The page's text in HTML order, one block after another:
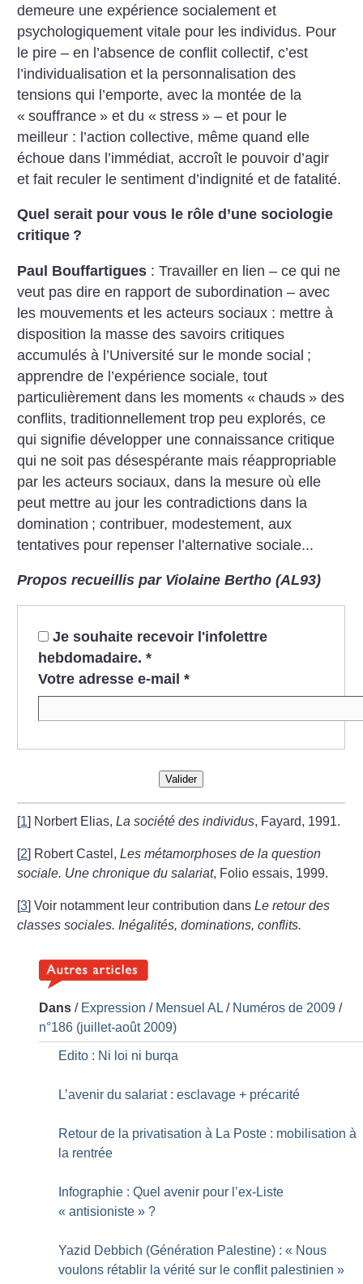
demeure une expérience socialement et
psychologiquement vitale pour les individus. Pour
le pire – en l’absence de conflit collectif, c’est
l’individualisation et la personnalisation des
tensions qui l’emporte, avec la montée de la
« souffrance » et du « stress » – et pour le
meilleur : l’action collective, même quand elle
échoue dans l’immédiat, accroît le pouvoir d’agir
et fait reculer le sentiment d’indignité et de fatalité.
Quel serait pour vous le rôle d’une sociologie
critique ?
Paul Bouffartigues : Travailler en lien – ce qui ne
veut pas dire en rapport de subordination – avec
les mouvements et les acteurs sociaux : mettre à
disposition la masse des savoirs critiques
accumulés à l’Université sur le monde social ;
apprendre de l’expérience sociale, tout
particulièrement dans les moments « chauds » des
conflits, traditionnellement trop peu explorés, ce
qui signifie développer une connaissance critique
qui ne soit pas désespérante mais réappropriable
par les acteurs sociaux, dans la mesure où elle
peut mettre au jour les contradictions dans la
domination ; contribuer, modestement, aux
tentatives pour repenser l’alternative sociale...
Propos recueillis par Violaine Bertho (AL93)
Je souhaite recevoir l'infolettre
hebdomadaire. *
Votre adresse e-mail *
Valider
[1] Norbert Elias,La société des individus, Fayard, 1991.
[2] Robert Castel,Les métamorphoses de la question
sociale. Une chronique du salariat, Folio essais, 1999.
[3]Voir notamment leur contribution dansLe retour des
classes sociales. Inégalités, dominations, conflits.
Dans / Expression / Mensuel AL / Numéros de 2009 /
n°186 (juillet-août 2009)
Edito : Ni loi ni burqa
L’avenir du salariat : esclavage + précarité
Retour de la privatisation à La Poste : mobilisation à
la rentrée
Infographie : Quel avenir pour l’ex-Liste
« antisioniste » ?
Yazid Debbich (Génération Palestine) : « Nous
voulons rétablir la vérité sur le conflit palestinien »